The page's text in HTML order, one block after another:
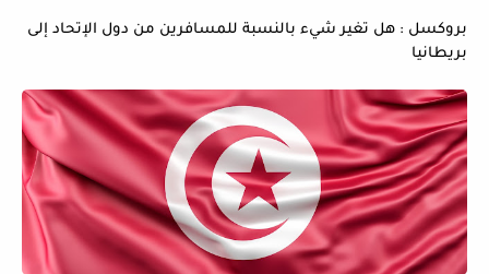
بروكسل : هل تغير شيء بالنسبة للمسافرين من دول الإتحاد إلى
بريطانيا